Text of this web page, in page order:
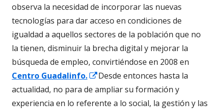
observa la necesidad de incorporar las nuevas
tecnologías para dar acceso en condiciones de
igualdad a aquellos sectores de la población que no
la tienen, disminuir la brecha digital y mejorar la
búsqueda de empleo, convirtiéndose en 2008 en
Centro Guadalinfo.
Abrir
en
una
Desde entonces hasta la
actualidad, no para de ampliar su formación y
experiencia en lo referente a lo social, la gestión y las